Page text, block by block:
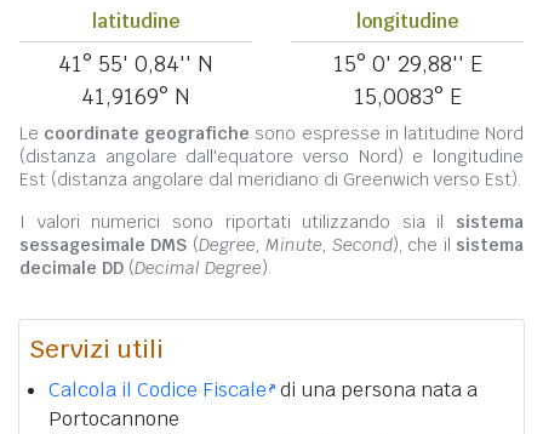
latitudine
41° 55' 0,84'' N
41,9169° N
longitudine
15° 0' 29,88'' E
15,0083° E
Le coordinate geografiche sono espresse in latitudine Nord
(distanza angolare dall'equatore verso Nord) e longitudine
Est (distanza angolare dal meridiano di Greenwich verso Est).
I valori numerici sono riportati utilizzando sia il sistema
sessagesimale DMS (Degree, Minute, Second), che il sistema
decimale DD (Decimal Degree).
Servizi utili
Calcola il Codice Fiscale di una persona nata a
Portocannone